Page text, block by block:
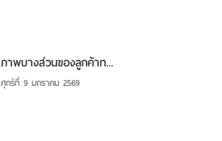
ภาพบางส่วนของลูกค้าท...
ศุกร์ที่ 9 มกราคม 2569